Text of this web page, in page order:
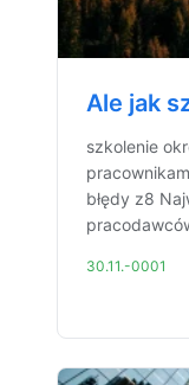
Ale jak
szkolenie
błędy z8
30.11.-0001